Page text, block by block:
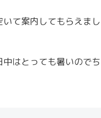
て案内してもらえまし
はとっても暑いので